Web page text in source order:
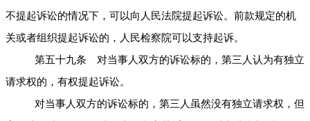
不提起诉讼的情况下，可以向人民法院提起诉讼。前款规定的机
关或者组织提起诉讼的，人民检察院可以支持起诉。
第五十九条 对当事人双方的诉讼标的，第三人认为有独立
请求权的，有权提起诉讼。
对当事人双方的诉讼标的，第三人虽然没有独立请求权，但